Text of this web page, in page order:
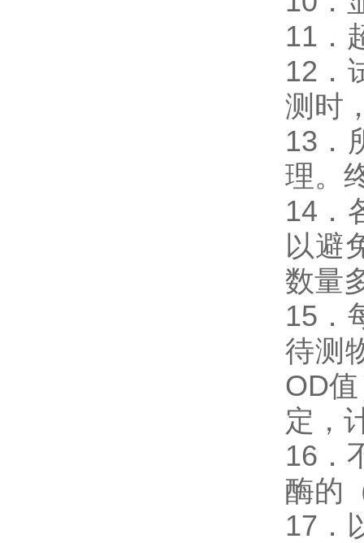
11．
12．
测时
13．
理。
14．
以避
数量
15．
待测
OD
定，
16．
酶的
17．